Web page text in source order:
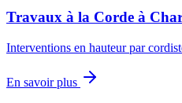
Travaux à la Corde à
Interventions en hauteur par
En savoir plus